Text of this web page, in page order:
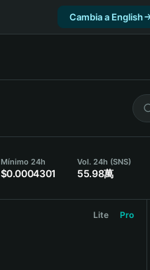
Cambia a English
Mínimo 24h
$0.0004301
Vol. 24h (SNS)
55.98萬
Lite Pro